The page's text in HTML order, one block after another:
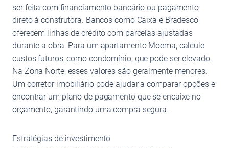
ser feita com financiamento bancário ou pagamento
direto à construtora. Bancos como Caixa e Bradesco
oferecem linhas de crédito com parcelas ajustadas
durante a obra. Para um apartamento Moema, calcule
custos futuros, como condomínio, que pode ser elevado.
Na Zona Norte, esses valores são geralmente menores.
Um corretor imobiliário pode ajudar a comparar opções e
encontrar um plano de pagamento que se encaixe no
orçamento, garantindo uma compra segura.
Estratégias de investimento